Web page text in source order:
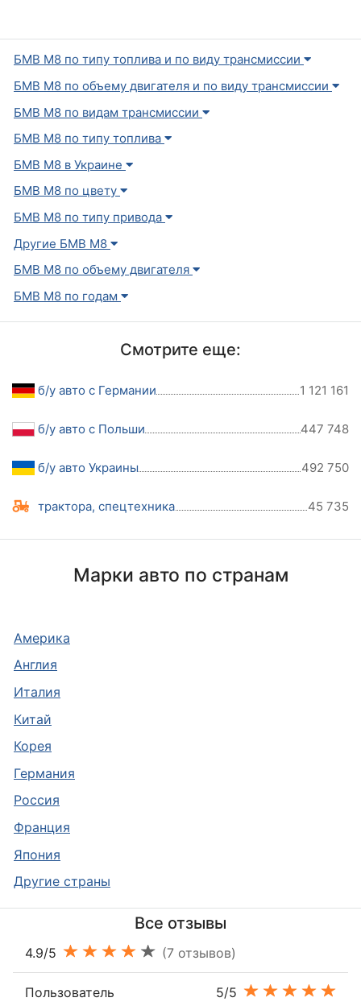
БМВ M8 по типу топлива и по виду трансмиссии
БМВ M8 по объему двигателя и по виду трансмиссии
БМВ M8 по видам трансмиссии
БМВ M8 по типу топлива
БМВ M8 в Украине
БМВ M8 по цвету
БМВ M8 по типу привода
Другие БМВ M8
БМВ M8 по объему двигателя
БМВ M8 по годам
Смотрите еще:
б/у авто с Германии 1 121 161
б/у авто с Польши 447 748
б/у авто Украины 492 750
трактора, спецтехника 45 735
Марки авто по странам
Америка
Англия
Италия
Китай
Корея
Германия
Россия
Франция
Япония
Другие страны
Все отзывы
4.9/5 (7 отзывов)
Пользователь 5/5